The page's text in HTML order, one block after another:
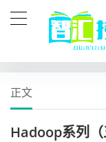
正文
Hadoop系列